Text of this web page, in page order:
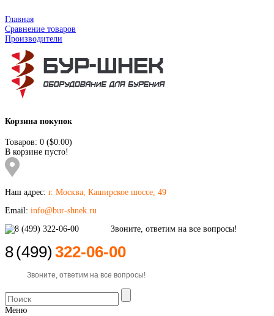
Главная
Сравнение товаров
Производители
Корзина покупок
Товаров: 0 ($0.00)
В корзине пусто!
Наш адрес: г. Москва, Каширское шоссе, 49
Email: info@bur-shnek.ru
8(499) 322-06-00
Звоните, ответим на все вопросы!
Меню